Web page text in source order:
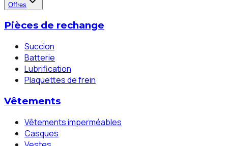
Offres
Pièces de rechange
Succion
Batterie
Lubrification
Plaquettes de frein
Vêtements
Vêtements imperméables
Casques